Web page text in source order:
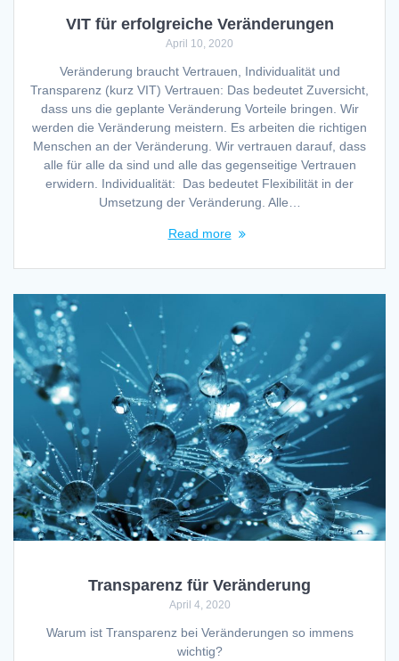
VIT für erfolgreiche Veränderungen
April 10, 2020
Veränderung braucht Vertrauen, Individualität und
Transparenz (kurz VIT) Vertrauen: Das bedeutet Zuversicht,
dass uns die geplante Veränderung Vorteile bringen. Wir
werden die Veränderung meistern. Es arbeiten die richtigen
Menschen an der Veränderung. Wir vertrauen darauf, dass
alle für alle da sind und alle das gegenseitige Vertrauen
erwidern. Individualität: Das bedeutet Flexibilität in der
Umsetzung der Veränderung. Alle…
Read more
Transparenz für Veränderung
April 4, 2020
Warum ist Transparenz bei Veränderungen so immens
wichtig?